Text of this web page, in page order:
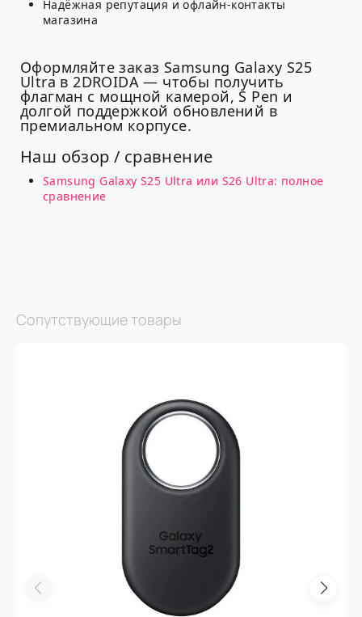
Надёжная репутация и офлайн-контакты
магазина
Оформляйте заказ Samsung Galaxy S25
Ultra в 2DROIDA — чтобы получить
флагман с мощной камерой, S Pen и
долгой поддержкой обновлений в
премиальном корпусе.
Наш обзор / сравнение
Samsung Galaxy S25 Ultra или S26 Ultra: полное
сравнение
Сопутствующие товары